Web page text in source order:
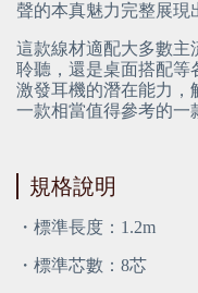
聲的本真魅力完整展現
這款線材適配大多數主
聆聽，還是桌面搭配等
激發耳機的潛在能力，
一款相當值得參考的一
規格說明
・標準長度：1.2m
・標準芯數：8芯